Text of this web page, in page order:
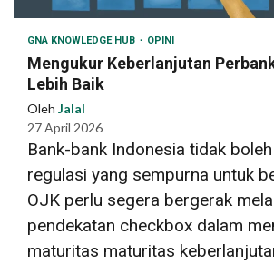
GNA KNOWLEDGE HUB OPINI
Mengukur Keberlanjutan
Lebih Baik
Oleh Jalal
27 April 2026
Bank-bank Indonesia tidak
regulasi yang sempurna untuk
OJK perlu segera bergerak
pendekatan checkbox dalam
maturitas maturitas